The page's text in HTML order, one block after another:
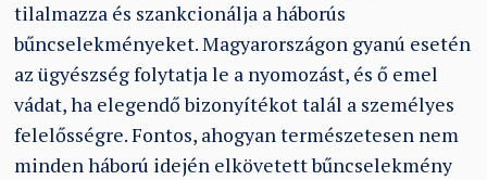
tilalmazza és szankcionálja a háborús
bűncselekményeket. Magyarországon gyanú esetén
az ügyészség folytatja le a nyomozást, és ő emel
vádat, ha elegendő bizonyítékot talál a személyes
felelősségre. Fontos, ahogyan természetesen nem
minden háború idején elkövetett bűncselekmény